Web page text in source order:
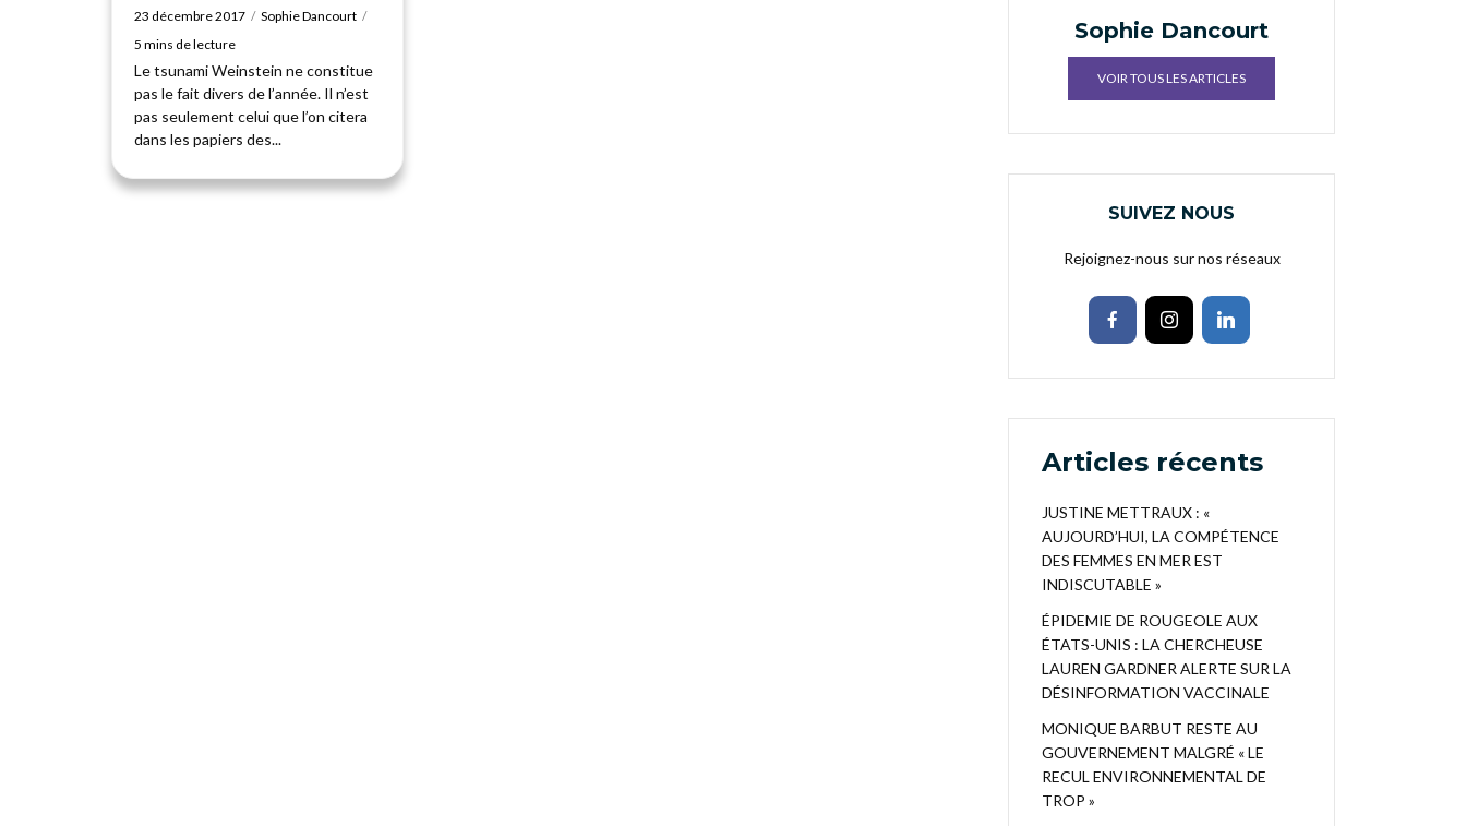
23 décembre 2017
Sophie Dancourt
5 mins de lecture
Le tsunami Weinstein ne constitue
pas le fait divers de l’année. Il n’est
pas seulement celui que l’on citera
dans les papiers des...
Sophie Dancourt
VOIR TOUS LES ARTICLES
SUIVEZ NOUS
Rejoignez-nous sur nos réseaux
Articles récents
JUSTINE METTRAUX : «
AUJOURD’HUI, LA COMPÉTENCE
DES FEMMES EN MER EST
INDISCUTABLE »
ÉPIDEMIE DE ROUGEOLE AUX
ÉTATS-UNIS : LA CHERCHEUSE
LAUREN GARDNER ALERTE SUR LA
DÉSINFORMATION VACCINALE
MONIQUE BARBUT RESTE AU
GOUVERNEMENT MALGRÉ « LE
RECUL ENVIRONNEMENTAL DE
TROP »